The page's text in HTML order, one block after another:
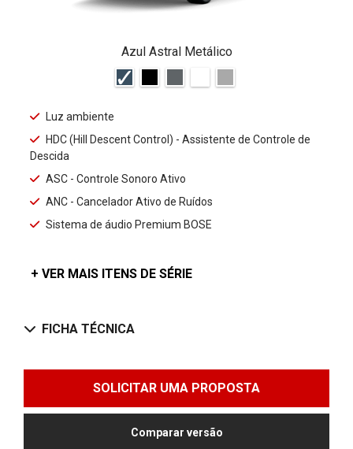
Azul Astral Metálico
Luz ambiente
HDC (Hill Descent Control) - Assistente de Controle de
Descida
ASC - Controle Sonoro Ativo
ANC - Cancelador Ativo de Ruídos
Sistema de áudio Premium BOSE
+ VER MAIS ITENS DE SÉRIE
FICHA TÉCNICA
SOLICITAR UMA PROPOSTA
Comparar versão